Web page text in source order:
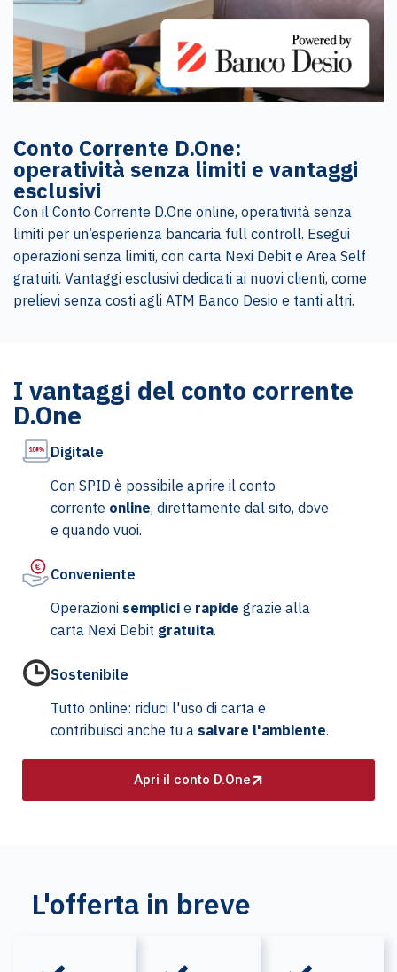
Conto Corrente D.One:
operatività senza limiti e vantaggi
esclusivi
Con il Conto Corrente D.One online, operatività senza
limiti per un’esperienza bancaria full controll. Esegui
operazioni senza limiti, con carta Nexi Debit e Area Self
gratuiti. Vantaggi esclusivi dedicati ai nuovi clienti, come
prelievi senza costi agli ATM Banco Desio e tanti altri.
I vantaggi del conto corrente
D.One
Digitale
Con SPID è possibile aprire il conto
corrente online, direttamente dal sito, dove
e quando vuoi.
Conveniente
Operazioni semplici e rapide grazie alla
carta Nexi Debit gratuita.
Sostenibile
Tutto online: riduci l'uso di carta e
contribuisci anche tu a salvare l'ambiente.
Apri il conto D.One
L'offerta in breve